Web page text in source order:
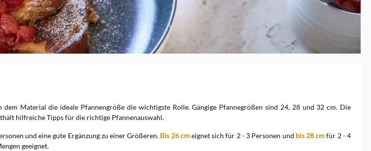
Material die ideale Pfannengröße die wichtigste Rolle. Gängige Pfannegrößen sind 24, 28 und 32 cm. Die
hilfreiche Tipps für die richtige Pfannenauswahl.
und eine gute Ergänzung zu einer Größeren. Bis 26 cmeignet sich für 2 - 3 Personen und bis 28 cmfür 2 - 4
geeignet.